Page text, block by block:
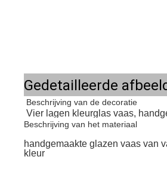
Gedetailleerde
Beschrijving van de decoratie
Vier lagen kleurglas vaas,
Beschrijving van het materiaal
handgemaakte glazen vaas van
kleur